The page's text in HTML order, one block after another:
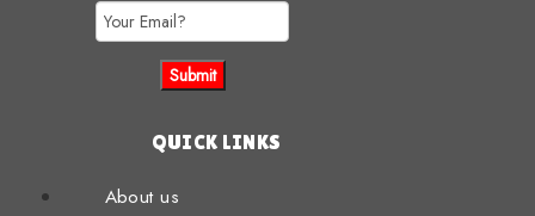
QUICK LINKS
About us